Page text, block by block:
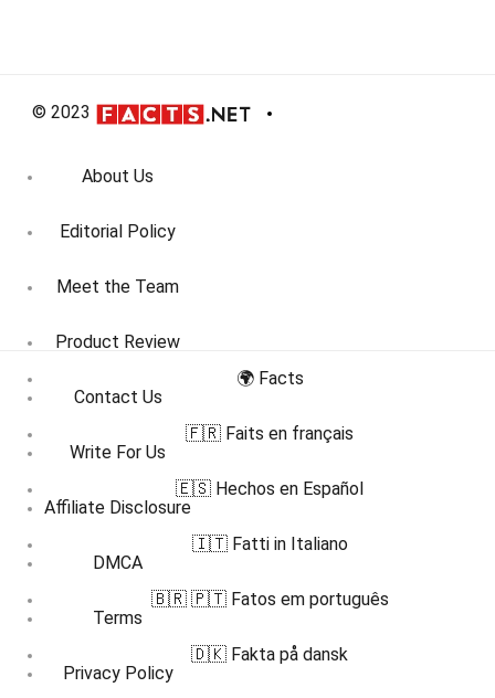
© 2023
About Us
Editorial Policy
Meet the Team
Product Review
Contact Us
Write For Us
Affiliate Disclosure
DMCA
Terms
Privacy Policy
🌍 Facts
🇫🇷 Faits en français
🇪🇸 Hechos en Español
🇮🇹 Fatti in Italiano
🇧🇷 🇵🇹 Fatos em português
🇩🇰 Fakta på dansk